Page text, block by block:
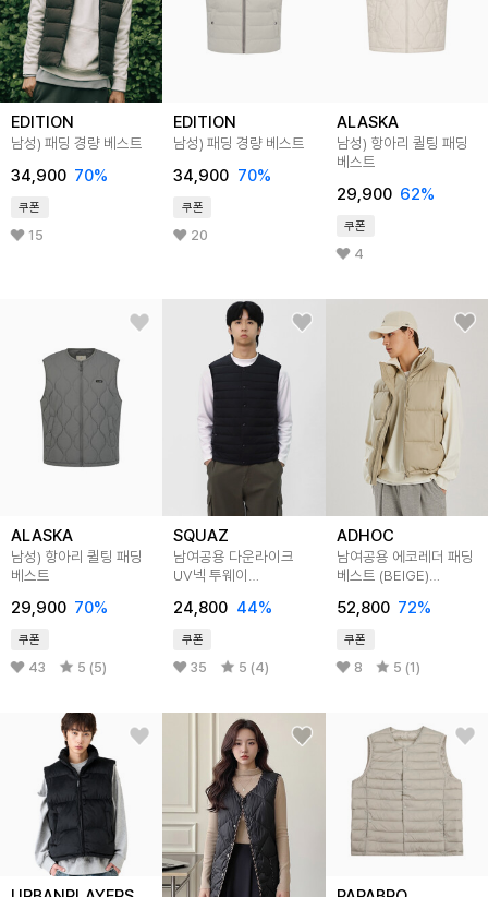
EDITION
남성) 패딩 경량 베스트
34,900 70%
쿠폰
15
EDITION
남성) 패딩 경량 베스트
34,900 70%
쿠폰
20
ALASKA
남성) 항아리 퀼팅 패딩
베스트
29,900 62%
쿠폰
4
ALASKA
남성) 항아리 퀼팅 패딩
베스트
29,900 70%
쿠폰
43 5 (5)
SQUAZ
남여공용 다운라이크
UV넥 투웨이
SWS048
24,800 44%
쿠폰
35 5 (4)
ADHOC
남여공용 에코레더 패딩
베스트 (BEIGE)
52,800 72%
쿠폰
8 5 (1)